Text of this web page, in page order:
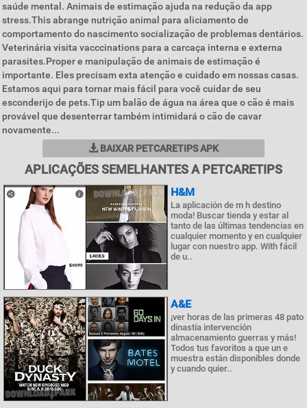
saúde mental. Animais de estimação ajuda na redução da app
stress.This abrange nutrição animal para aliciamento de
comportamento do nascimento socialização de problemas dentários.
Veterinária visita vacccinations para a carcaça interna e externa
parasites.Proper e manipulação de animais de estimação é
importante. Eles precisam exta atenção e cuidado em nossas casas.
Estamos aqui para tornar mais fácil para você cuidar de seu
esconderijo de pets.Tip um balão de água na área que o cão é mais
provável que desenterrar também intimidará o cão de cavar
novamente...
BAIXAR PETCARETIPS APK
APLICAÇÕES SEMELHANTES A PETCARETIPS
H&M
La aplicación de m h destino
moda! Buscar tienda y estar al
tanto de las últimas tendencias en
cualquier momento y en cualquier
lugar con nuestro app. With fácil
de u..
A&E
¡ver horas de las primeras 48 pato
dinastía intervención
almacenamiento guerras y más!
Todos tus favoritos a que un e
muestra están disponibles donde
y cuando quier..